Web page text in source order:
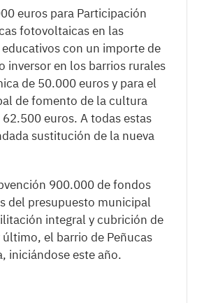
euros para Participación
fotovoltaicas en las
con un importe de
inversor en los barrios rurales
de 50.000 euros y para el
de fomento de la cultura
euros. A todas estas
sustitución de la nueva
900.000 de fondos
del presupuesto municipal
integral y cubrición de
el barrio de Peñucas
iniciándose este año.